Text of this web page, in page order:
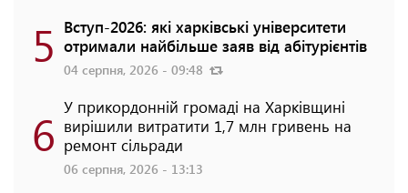
5 Вступ-2026: які харківські університети
отримали найбільше заяв від абітурієнтів
04 серпня, 2026 - 09:48
6 У прикордонній громаді на Харківщині
вирішили витратити 1,7 млн гривень на
ремонт сільради
06 серпня, 2026 - 13:13